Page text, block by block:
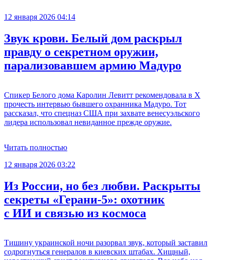
12 января 2026 04:14
Звук крови. Белый дом раскрыл
правду о секретном оружии,
парализовавшем армию Мадуро
Спикер Белого дома Каролин Левитт рекомендовала в Х
прочесть интервью бывшего охранника Мадуро. Тот
рассказал, что спецназ США при захвате венесуэльского
лидера использовал невиданное прежде оружие.
Читать полностью
12 января 2026 03:22
Из России, но без любви. Раскрыты
секреты «Герани-5»: охотник
с ИИ и связью из космоса
Тишину украинской ночи разорвал звук, который заставил
содрогнуться генералов в киевских штабах. Хищный,